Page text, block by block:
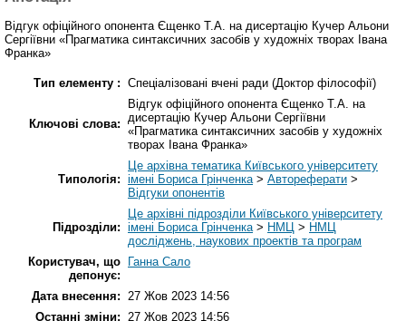
Відгук офіційного опонента Єщенко Т.А. на дисертацію Кучер Альони
Сергіївни «Прагматика синтаксичних засобів у художніх творах Івана
Франка»
Тип елементу : Спеціалізовані вчені ради (Доктор філософії)
Ключові слова:
Відгук офіційного опонента Єщенко Т.А. на
дисертацію Кучер Альони Сергіївни
«Прагматика синтаксичних засобів у художніх
творах Івана Франка»
Типологія:
Це архівна тематика Київського університету
імені Бориса Грінченка> Автореферати >
Відгуки опонентів
Підрозділи:
Це архівні підрозділи Київського університету
імені Бориса Грінченка> НМЦ > НМЦ
досліджень, наукових проектів та програм
Користувач, що
депонує:
Ганна Сало
Дата внесення: 27 Жов 2023 14:56
Останні зміни: 27 Жов 2023 14:56